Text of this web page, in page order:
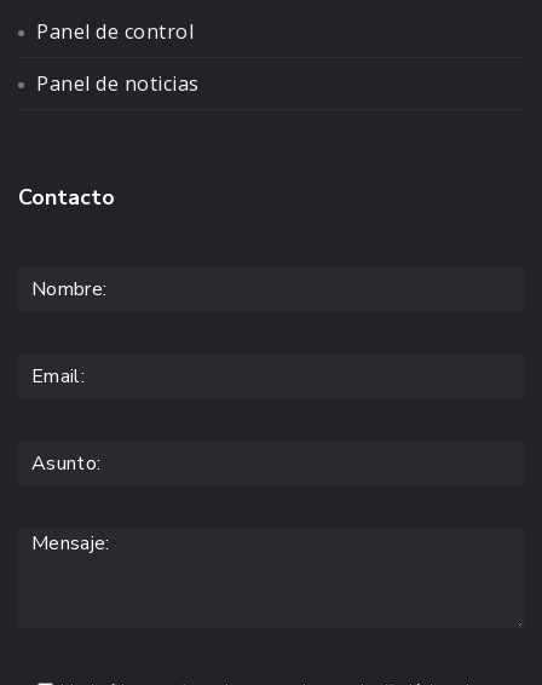
Panel de control
Panel de noticias
Contacto